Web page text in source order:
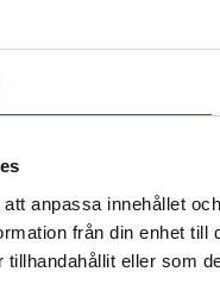
anpassa innehållet
från din enhet
eller som